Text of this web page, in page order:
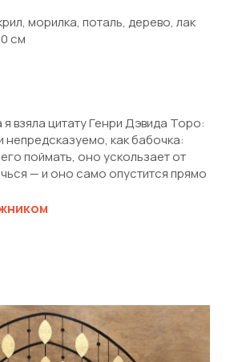
морилка, поталь, дерево, лак
см
взяла цитату Генри Дэвида Торо:
непредсказуемо, как бабочка:
поймать, оно ускользает от
— и оно само опустится прямо